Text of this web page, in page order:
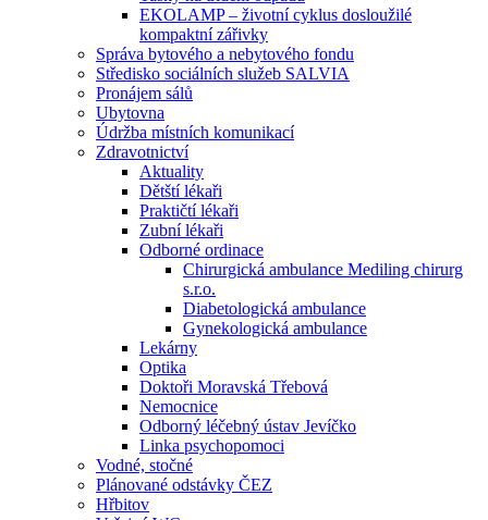
EKOLAMP – životní cyklus dosloužilé
kompaktní zářivky
Správa bytového a nebytového fondu
Středisko sociálních služeb SALVIA
Pronájem sálů
Ubytovna
Údržba místních komunikací
Zdravotnictví
Aktuality
Dětští lékaři
Praktičtí lékaři
Zubní lékaři
Odborné ordinace
Chirurgická ambulance Mediling chirurg
s.r.o.
Diabetologická ambulance
Gynekologická ambulance
Lekárny
Optika
Doktoři Moravská Třebová
Nemocnice
Odborný léčebný ústav Jevíčko
Linka psychopomoci
Vodné, stočné
Plánované odstávky ČEZ
Hřbitov